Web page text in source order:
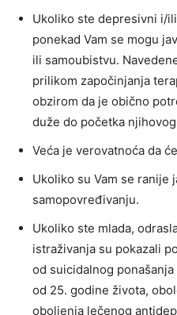
Ukoliko ste depresivni i/
ponekad Vam se mogu
ili samoubistvu.
prilikom započinjanja
obzirom da je obično
duže do početka
Veća je verovatnoća da
Ukoliko su Vam se ranije
samopovređivanju.
Ukoliko ste mlada,
istraživanja su pokazali
od suicidalnog
od 25. godine života,
oboljenja lečenog